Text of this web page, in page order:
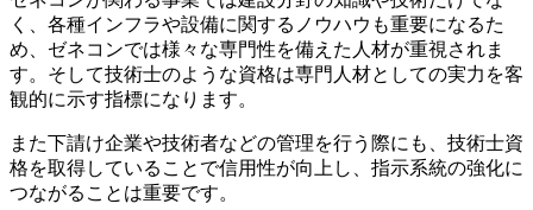
く、各種インフラや設備に関するノウハウも重要になるた
め、ゼネコンでは様々な専門性を備えた人材が重視されま
す。そして技術士のような資格は専門人材としての実力を客
観的に示す指標になります。
また下請け企業や技術者などの管理を行う際にも、技術士資
格を取得していることで信用性が向上し、指示系統の強化に
つながることは重要です。